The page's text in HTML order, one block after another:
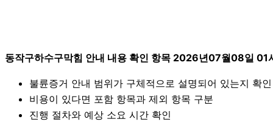
동작구하수구막힘 안내 내용 확인 항목 2026년07월08일 01
불륜증거 안내 범위가 구체적으로 설명되어 있는지 확인
비용이 있다면 포함 항목과 제외 항목 구분
진행 절차와 예상 소요 시간 확인